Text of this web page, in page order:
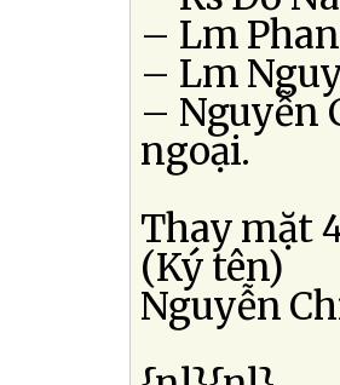
– Lm
– Lm
– Nguyễn
ngoại.
Thay mặt
(Ký tên)
Nguyễn